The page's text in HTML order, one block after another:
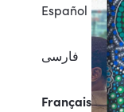
Español
فارسی
Français